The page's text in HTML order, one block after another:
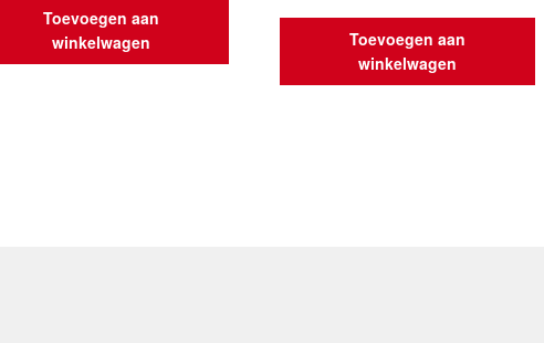
Toevoegen aan
winkelwagen
Toevoegen aan
winkelwagen